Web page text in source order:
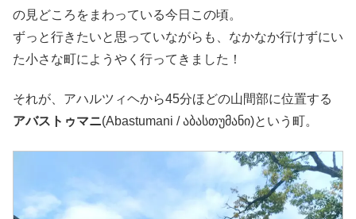
の見どころをまわっている今日この頃。
ずっと行きたいと思っていながらも、なかなか行けずにい
た小さな町にようやく行ってきました！
それが、アハルツィヘから45分ほどの山間部に位置する
アバストゥマニ(Abastumani / აბასთუმანი)という町。